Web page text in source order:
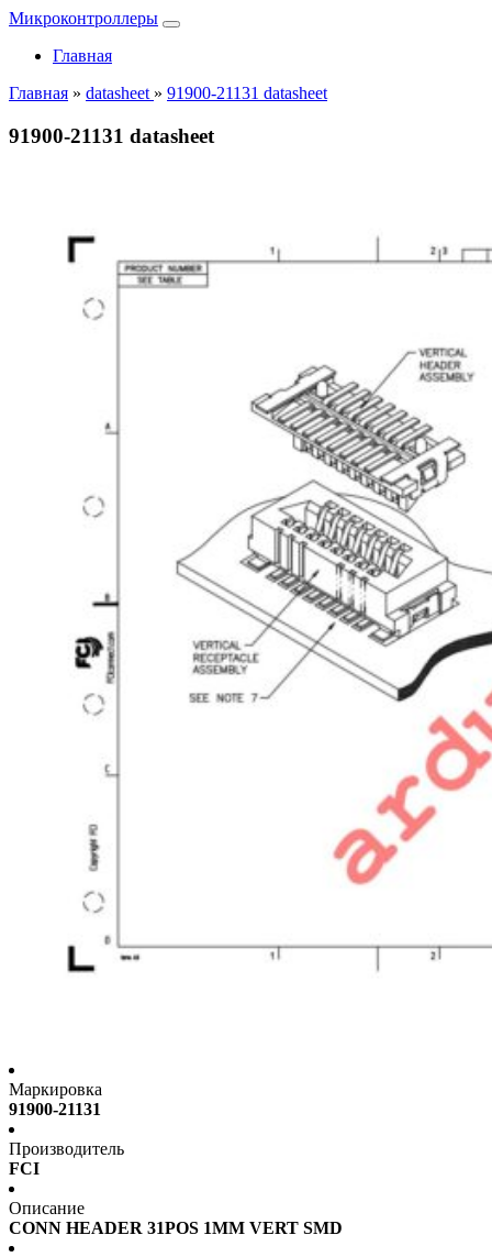
Микроконтроллеры
Главная
Главная » datasheet » 91900-21131 datasheet
91900-21131 datasheet
Маркировка
91900-21131
Производитель
FCI
Описание
CONN HEADER 31POS 1MM VERT SMD